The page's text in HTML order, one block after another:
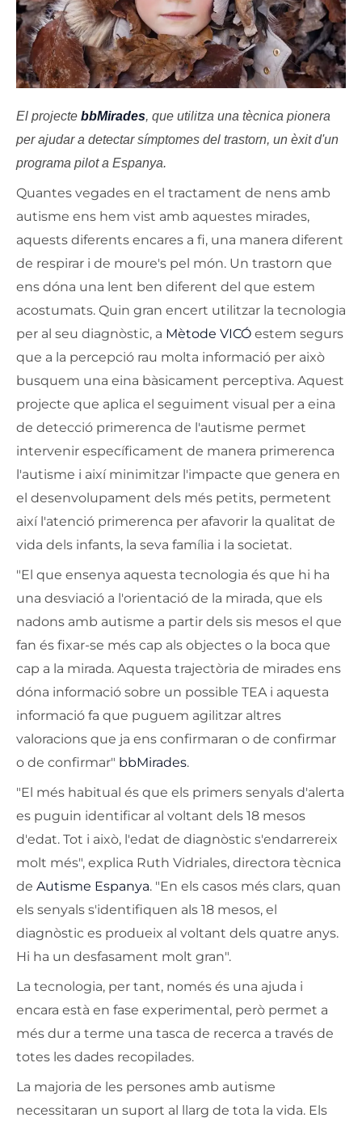
El projecte bbMirades, que utilitza una tècnica pionera
per ajudar a detectar símptomes del trastorn, un èxit d'un
programa pilot a Espanya.
Quantes vegades en el tractament de nens amb
autisme ens hem vist amb aquestes mirades,
aquests diferents encares a fi, una manera diferent
de respirar i de moure's pel món. Un trastorn que
ens dóna una lent ben diferent del que estem
acostumats. Quin gran encert utilitzar la tecnologia
per al seu diagnòstic, a Mètode VICÓ estem segurs
que a la percepció rau molta informació per això
busquem una eina bàsicament perceptiva. Aquest
projecte que aplica el seguiment visual per a eina
de detecció primerenca de l'autisme permet
intervenir específicament de manera primerenca
l'autisme i així minimitzar l'impacte que genera en
el desenvolupament dels més petits, permetent
així l'atenció primerenca per afavorir la qualitat de
vida dels infants, la seva família i la societat.
"El que ensenya aquesta tecnologia és que hi ha
una desviació a l'orientació de la mirada, que els
nadons amb autisme a partir dels sis mesos el que
fan és fixar-se més cap als objectes o la boca que
cap a la mirada. Aquesta trajectòria de mirades ens
dóna informació sobre un possible TEA i aquesta
informació fa que puguem agilitzar altres
valoracions que ja ens confirmaran o de confirmar
o de confirmar" bbMirades.
"El més habitual és que els primers senyals d'alerta
es puguin identificar al voltant dels 18 mesos
d'edat. Tot i això, l'edat de diagnòstic s'endarrereix
molt més", explica Ruth Vidriales, directora tècnica
de Autisme Espanya. "En els casos més clars, quan
els senyals s'identifiquen als 18 mesos, el
diagnòstic es produeix al voltant dels quatre anys.
Hi ha un desfasament molt gran".
La tecnologia, per tant, només és una ajuda i
encara està en fase experimental, però permet a
més dur a terme una tasca de recerca a través de
totes les dades recopilades.
La majoria de les persones amb autisme
necessitaran un suport al llarg de tota la vida. Els